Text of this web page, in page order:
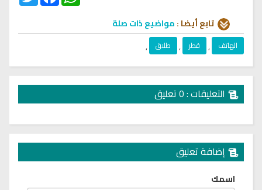
تابع أيضا :مواضيع ذات صلة
الهاتف , قطر , طلاق ,
التعليقات : 0 تعليق
إضافة تعليق
اسمك